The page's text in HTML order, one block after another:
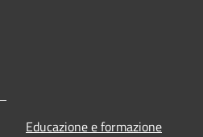
Educazione e formazione